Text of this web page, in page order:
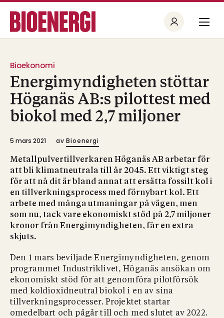
Bioekonomi
Energimyndigheten stöttar
Höganäs AB:s pilottest med
biokol med 2,7 miljoner
5 mars 2021 av Bioenergi
Metallpulvertillverkaren Höganäs AB arbetar för
att bli klimatneutrala till år 2045. Ett viktigt steg
för att nå dit är bland annat att ersätta fossilt kol i
en tillverkningsprocess med förnybart kol. Ett
arbete med många utmaningar på vägen, men
som nu, tack vare ekonomiskt stöd på 2,7 miljoner
kronor från Energimyndigheten, får en extra
skjuts.
Den 1 mars beviljade Energimyndigheten, genom
programmet Industriklivet, Höganäs ansökan om
ekonomiskt stöd för att genomföra pilotförsök
med koldioxidneutral biokol i en av sina
tillverkningsprocesser. Projektet startar
omedelbart och pågår till och med slutet av 2022.